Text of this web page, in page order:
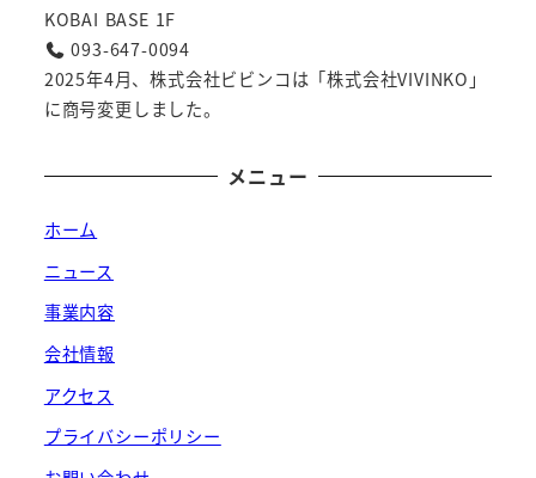
KOBAI BASE 1F
093-647-0094
2025年4月、株式会社ビビンコは「株式会社VIVINKO」
に商号変更しました。
メニュー
ホーム
ニュース
事業内容
会社情報
アクセス
プライバシーポリシー